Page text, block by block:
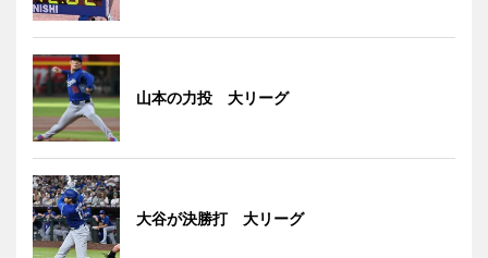
山本の力投 大リーグ
大谷が決勝打 大リーグ